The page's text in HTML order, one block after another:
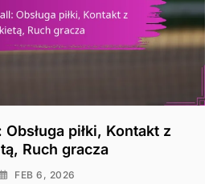
piłki, Kontakt z
Ruch gracza
FEB 6, 2026